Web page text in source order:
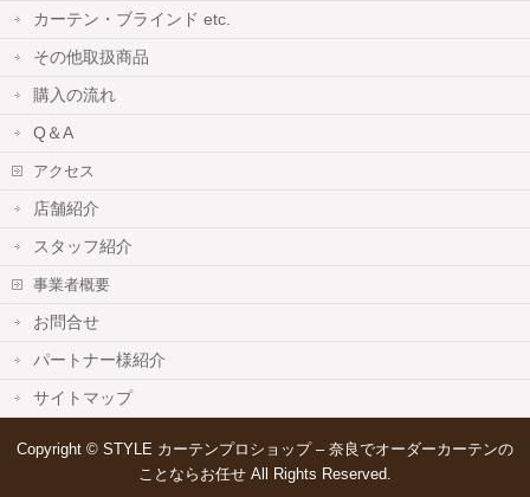
カーテン・ブラインド etc.
その他取扱商品
購入の流れ
Q＆A
アクセス
店舗紹介
スタッフ紹介
事業者概要
お問合せ
パートナー様紹介
サイトマップ
Copyright © STYLE カーテンプロショップ – 奈良でオーダーカーテンの
ことならお任せAll Rights Reserved.